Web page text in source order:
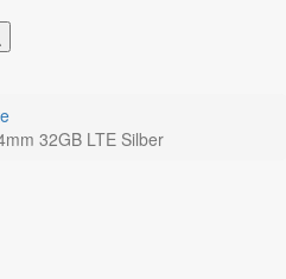
32GB LTE Silber